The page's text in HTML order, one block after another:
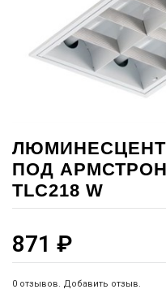
ПОД
TLC218 W
871 ₽
0 отзывов. Добавить отзыв.